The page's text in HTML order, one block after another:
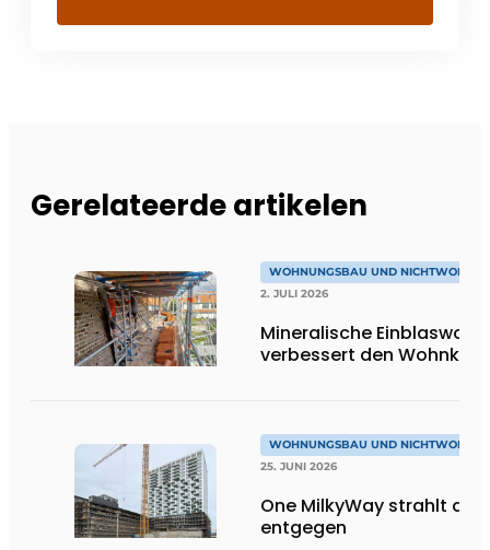
Gerelateerde artikelen
WOHNUNGSBAU UND
2. JULI 2026
Mineralische Einblaswolle
verbessert den
WOHNUNGSBAU UND
25. JUNI 2026
One MilkyWay strahlt dir
entgegen